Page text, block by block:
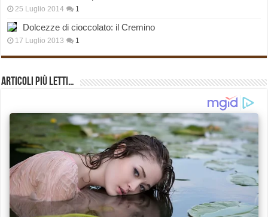
25 Luglio 2014 1
Dolcezze di cioccolato: il Cremino
17 Luglio 2013 1
Articoli più Letti…